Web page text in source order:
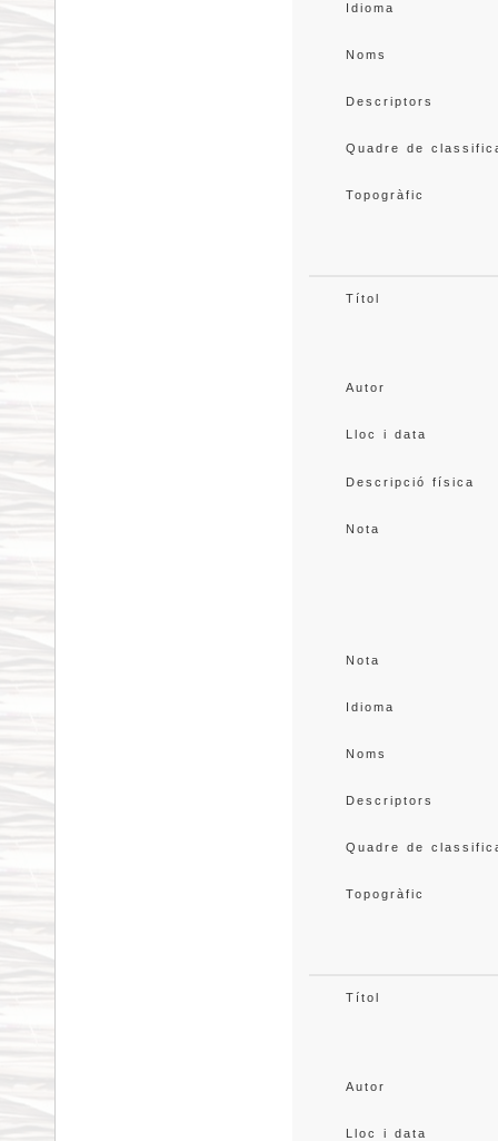
Idioma
Noms
Descriptors
Quadre de
Topogràfic
Títol
Autor
Lloc i data
Descripció física
Nota
Nota
Idioma
Noms
Descriptors
Quadre de
Topogràfic
Títol
Autor
Lloc i data